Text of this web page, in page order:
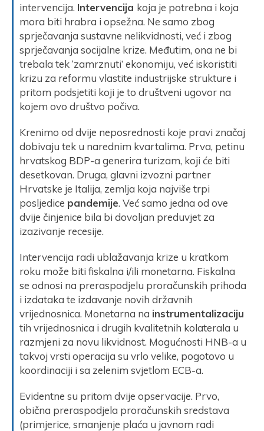
intervencija. Intervencija koja je potrebna i koja
mora biti hrabra i opsežna. Ne samo zbog
sprječavanja sustavne nelikvidnosti, već i zbog
sprječavanja socijalne krize. Međutim, ona ne bi
trebala tek ‘zamrznuti’ ekonomiju, već iskoristiti
krizu za reformu vlastite industrijske strukture i
pritom podsjetiti koji je to društveni ugovor na
kojem ovo društvo počiva.
Krenimo od dvije neposrednosti koje pravi značaj
dobivaju tek u narednim kvartalima. Prva, petinu
hrvatskog BDP-a generira turizam, koji će biti
desetkovan. Druga, glavni izvozni partner
Hrvatske je Italija, zemlja koja najviše trpi
posljedice pandemije. Već samo jedna od ove
dvije činjenice bila bi dovoljan preduvjet za
izazivanje recesije.
Intervencija radi ublažavanja krize u kratkom
roku može biti fiskalna i/ili monetarna. Fiskalna
se odnosi na preraspodjelu proračunskih prihoda
i izdataka te izdavanje novih državnih
vrijednosnica. Monetarna na instrumentalizaciju
tih vrijednosnica i drugih kvalitetnih kolaterala u
razmjeni za novu likvidnost. Mogućnosti HNB-a u
takvoj vrsti operacija su vrlo velike, pogotovo u
koordinaciji i sa zelenim svjetlom ECB-a.
Evidentne su pritom dvije opservacije. Prvo,
obična preraspodjela proračunskih sredstava
(primjerice, smanjenje plaća u javnom radi